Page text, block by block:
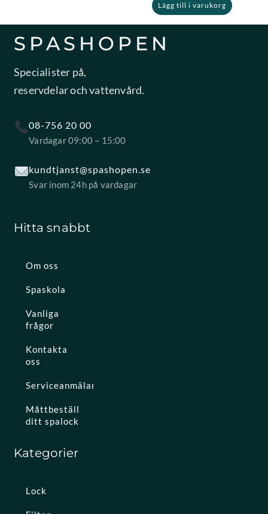
Lägg till i varukorg
SPASHOPEN
Specialister på,
reservdelar och vattenvård.
08-756 20 00
Vardagar 09:00 – 15:00
kundtjanst@spashopen.se
Svar inom 24h på vardagar
Hitta snabbt
Om oss
Spaskola
Vanliga
frågor
Kontakta
oss
Serviceanmälan
Måttbeställ
ditt spalock
Kategorier
Lock